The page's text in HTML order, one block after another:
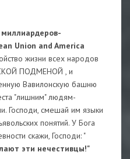
миллиардеров-
Union and America
жизни всех народов
ПОДМЕНОЙ , и
Вавилонскую башню
"лишним" людям-
Господи, смешай им языки
понятий. У Бога
скажи, Господи: "
эти нечестивцы!"